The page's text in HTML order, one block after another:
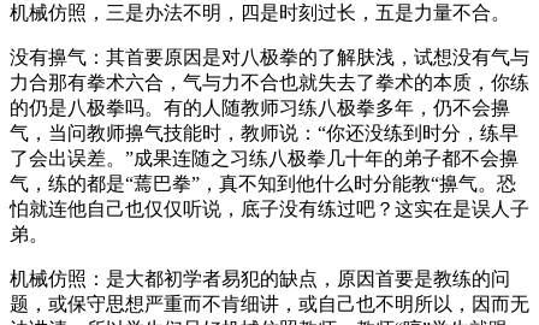
机械仿照，三是办法不明，四是时刻过长，五是力量不合。
没有擤气：其首要原因是对八极拳的了解肤浅，试想没有气与
力合那有拳术六合，气与力不合也就失去了拳术的本质，你练
的仍是八极拳吗。有的人随教师习练八极拳多年，仍不会擤
气，当问教师擤气技能时，教师说：“你还没练到时分，练早
了会出误差。”成果连随之习练八极拳几十年的弟子都不会擤
气，练的都是“蔫巴拳”，真不知到他什么时分能教“擤气。恐
怕就连他自己也仅仅听说，底子没有练过吧？这实在是误人子
弟。
机械仿照：是大都初学者易犯的缺点，原因首要是教练的问
题，或保守思想严重而不肯细讲，或自己也不明所以，因而无